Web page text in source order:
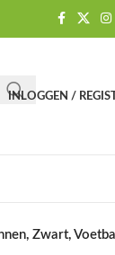
INLOGGEN /
Zwart,